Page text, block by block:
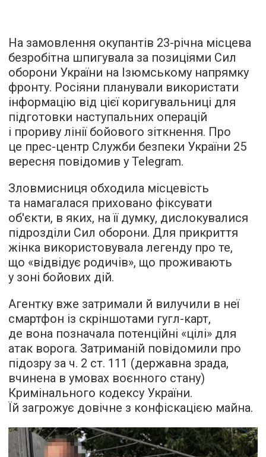
На замовлення окупантів 23-річна місцева
безробітна шпигувала за позиціями Сил
оборони України на Ізюмському напрямку
фронту. Росіяни планували використати
інформацію від цієї коригувальниці для
підготовки наступальних операцій
і прориву лінії бойового зіткнення. Про
це прес-центр Служби безпеки України 25
вересня повідомив у Telegram.
Зловмисниця обходила місцевість
та намагалася приховано фіксувати
об'єкти, в яких, на її думку, дислокувалися
підрозділи Сил оборони. Для прикриття
жінка використовувала легенду про те,
що «відвідує родичів», що проживають
у зоні бойових дій.
Агентку вже затримали й вилучили в неї
смартфон із скріншотами гугл-карт,
де вона позначала потенційні «цілі» для
атак ворога. Затриманій повідомили про
підозру за ч. 2 ст. 111 (державна зрада,
вчинена в умовах воєнного стану)
Кримінального кодексу України.
Їй загрожує довічне з конфіскацією майна.